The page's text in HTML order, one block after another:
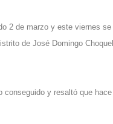
2 de marzo y este viernes se
de José Domingo
y resaltó que